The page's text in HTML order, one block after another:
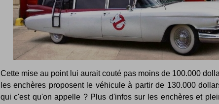
Cette mise au point lui aurait couté pas moins de 100.000
les enchères proposent le véhicule à partir de 130.000
qui c'est qu'on appelle ? Plus d'infos sur les enchères et